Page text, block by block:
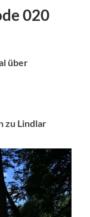
020
über
zu Lindlar